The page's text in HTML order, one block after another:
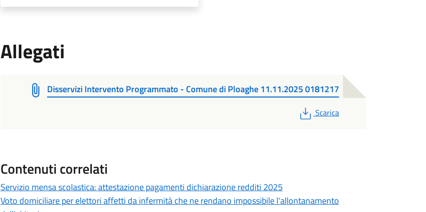
Allegati
Disservizi Intervento Programmato - Comune di Ploaghe 11.11.2025 0181217
PDF
Scarica
Contenuti correlati
Servizio mensa scolastica: attestazione pagamenti dichiarazione redditi 2025
Voto domiciliare per elettori affetti da infermità che ne rendano impossibile l'allontanamento